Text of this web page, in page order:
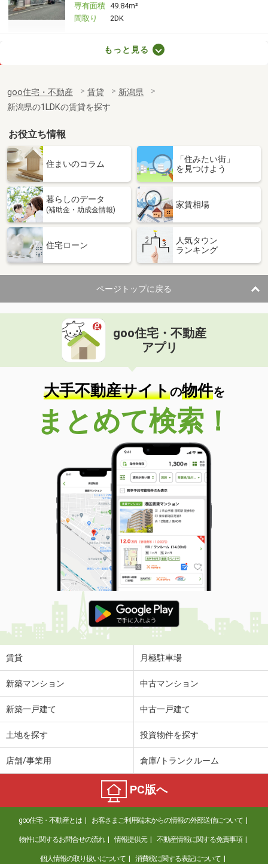
専有面積 49.84m²
間取り
2DK
新潟県見附市葛巻１丁目
専有面積
49.17m²
間取り
新潟県新潟市東区東明５丁目
価 格
5.70万円
新潟県新潟市東区東明５丁目
専有面積 53.46m²
間取り
新潟県新潟市中央区姥ケ山４丁目
住 所
新潟県新潟市中央区姥ケ山４丁目
専有面積 50.01m²
間取り
1LDK
新潟県新潟市中央区関屋恵町
価 格
住 所
新潟県新潟市中央区関屋恵町
専有面積 45.8m²
間取り
1LDK
新潟県新潟市中央区大島
価 格
6.20万円
新潟県新潟市中央区大島
33.82m²
間取り
1LDK
新潟県新潟市中央区姥ケ山４丁目
価 格
9.75万円
住 所
新潟県新潟市中央区姥ケ山４丁目
専有面積 63.03m²
間取り
2LDK
新潟県上越市昭和町１
価 格
6.90万円
住 所
新潟県上越市昭和町１
専有面積
新潟県新潟市西区青山２丁目
2.40万円
新潟県新潟市中央区南出来島２丁目
5.60万円
住 所
新潟県新潟市中央区南出来島２丁目
専有面積 29.71m²
間取り
1K
新潟県新潟市中央区天神２丁目
もっと見る
goo住宅・不動産 賃貸
新潟県
新潟県の1LDKの賃貸を探す
お役立ち情報
住まいのコラム
「住みたい街」
を見つけよう
暮らしのデータ
(補助金・助成金情報)
家賃相場
住宅ローン
人気タウン
ランキング
ページトップに戻る
goo住宅・不動産
アプリ
大手不動産サイトの物件を
まとめて検索！
賃貸 月極駐車場
新築マンション 中古マンション
新築一戸建て 中古一戸建て
土地を探す 投資物件を探す
店舗/事業用 倉庫/トランクルーム
PC版へ
goo住宅・不動産とは お客さまご利用端末からの情報の外部送信について
物件に関するお問合せの流れ 情報提供元 不動産情報に関する免責事項
個人情報の取り扱いについて 消費税に関する表記について